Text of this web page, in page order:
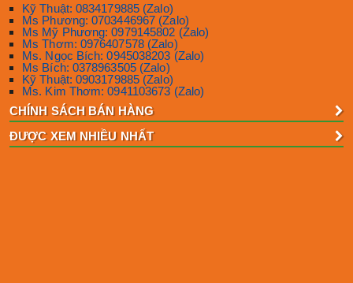
Kỹ Thuật: 0834179885 (Zalo)
Ms Phương: 0703446967 (Zalo)
Ms Mỹ Phương: 0979145802 (Zalo)
Ms Thơm: 0976407578 (Zalo)
Ms. Ngọc Bích: 0945038203 (Zalo)
Ms Bích: 0378963505 (Zalo)
Kỹ Thuật: 0903179885 (Zalo)
Ms. Kim Thơm: 0941103673 (Zalo)
CHÍNH SÁCH BÁN HÀNG
ĐƯỢC XEM NHIỀU NHẤT